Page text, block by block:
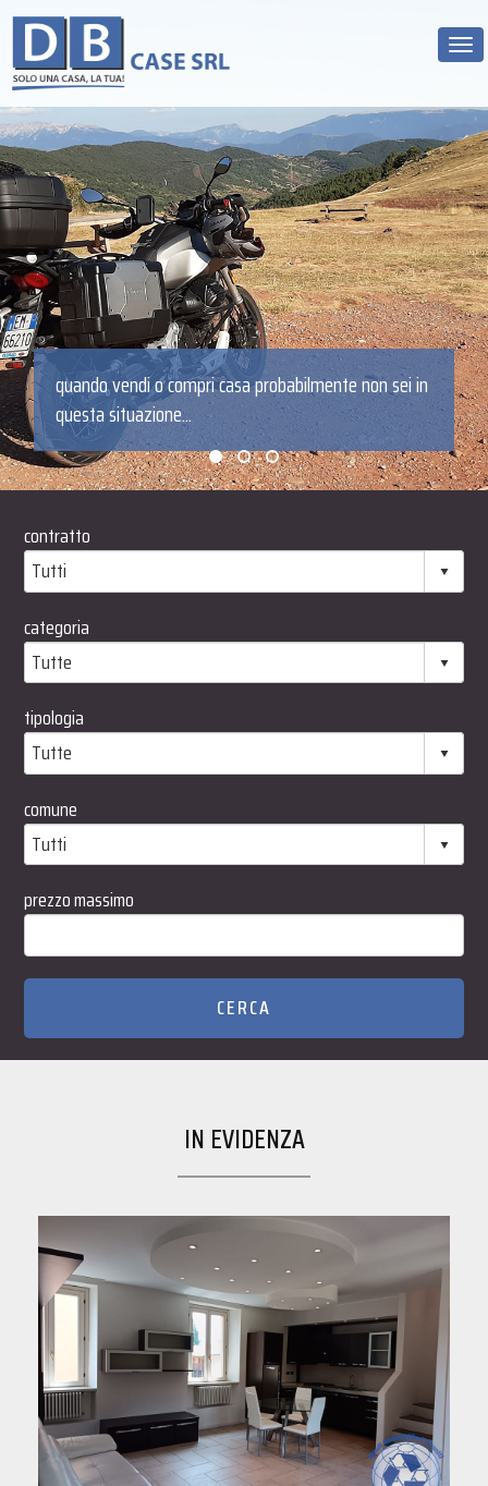
vendi o compri casa probabilmente non
situazione...
ma molto probabilmente in questa... si!
contratto
categoria
tipologia
comune
prezzo massimo
IN EVIDENZA